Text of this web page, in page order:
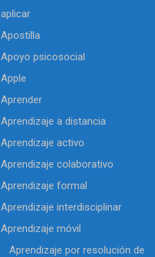
aplicar
Apostilla
Apoyo psicosocial
Apple
Aprender
Aprendizaje a distancia
Aprendizaje activo
Aprendizaje colaborativo
Aprendizaje formal
Aprendizaje interdisciplinar
Aprendizaje móvil
Aprendizaje por resolución de